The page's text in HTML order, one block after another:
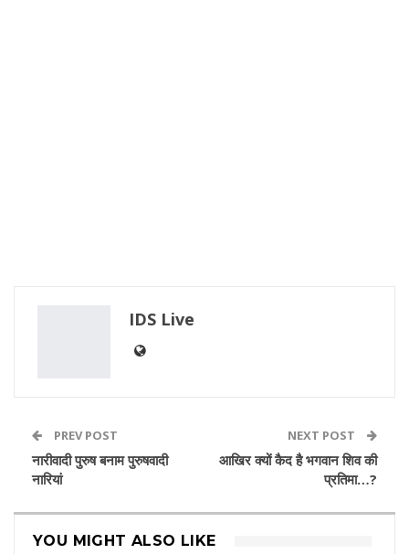
IDS Live
PREV POST
नारीवादी पुरुष बनाम पुरुषवादी
नारियां
NEXT POST
आखिर क्यों कैद है भगवान शिव की
प्रतिमा…?
YOU MIGHT ALSO LIKE